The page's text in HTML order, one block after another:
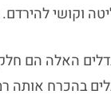
וקושי
האלה הם
בהכרח אותה